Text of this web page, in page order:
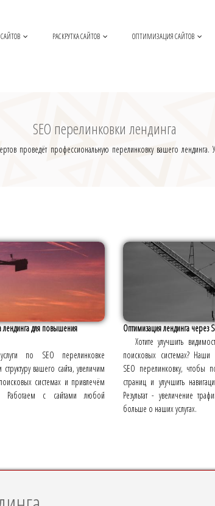
РАСКРУТКА САЙТОВ ОПТИМИЗАЦИЯ САЙТОВ
SEO перелинковки лендинга
проведёт профессиональную перелинковку вашего лендинга.
лендинга для повышения
по SEO перелинковке
вашего сайта, увеличим
системах и привлечём
Работаем с сайтами любой
Оптимизация лендинга через
Хотите улучшить
поисковых системах? Наши
SEO перелинковку, чтобы
страниц и улучшить
Результат - увеличение
больше о наших услугах.